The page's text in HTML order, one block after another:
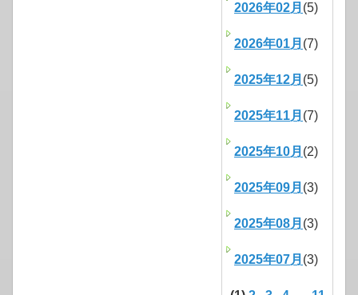
2026年02月 (5)
2026年01月 (7)
2025年12月 (5)
2025年11月 (7)
2025年10月 (2)
2025年09月 (3)
2025年08月 (3)
2025年07月 (3)